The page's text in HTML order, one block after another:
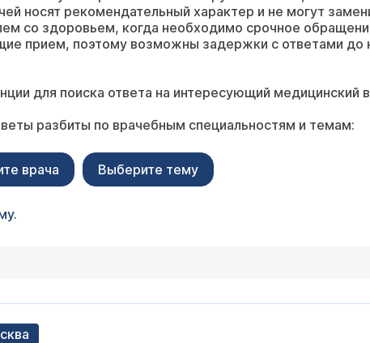
носят рекомендательный характер и не могут
со здоровьем, когда необходимо срочное
прием, поэтому возможны задержки с ответами до
для поиска ответа на интересующий медицинский
разбиты по врачебным специальностям и темам:
врача Выберите тему
.